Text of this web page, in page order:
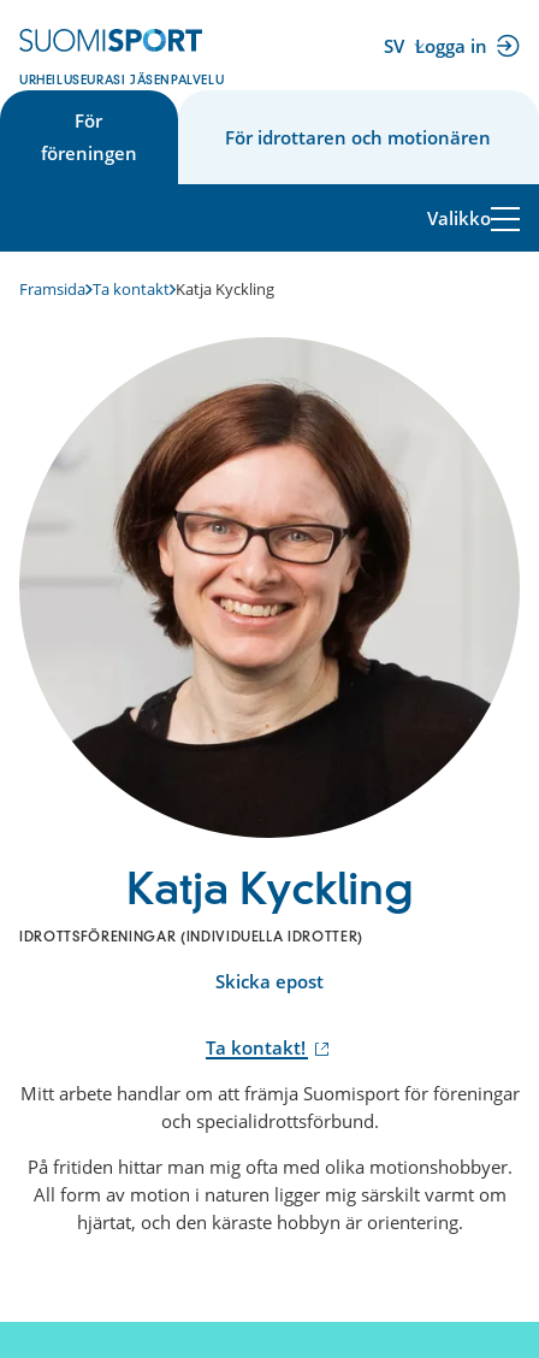
till
URHEILUSEURASI JÄSENPALVELU
SV Logga in
(extern
För
föreningen
För idrottaren och motionären
Valikko
Framsida Ta kontakt Katja Kyckling
Katja Kyckling
IDROTTSFÖRENINGAR (INDIVIDUELLA IDROTTER)
Skicka epost
Ta kontakt!
länk)
Mitt arbete handlar om att främja Suomisport för föreningar
och specialidrottsförbund.
På fritiden hittar man mig ofta med olika motionshobbyer.
All form av motion i naturen ligger mig särskilt varmt om
hjärtat, och den käraste hobbyn är orientering.